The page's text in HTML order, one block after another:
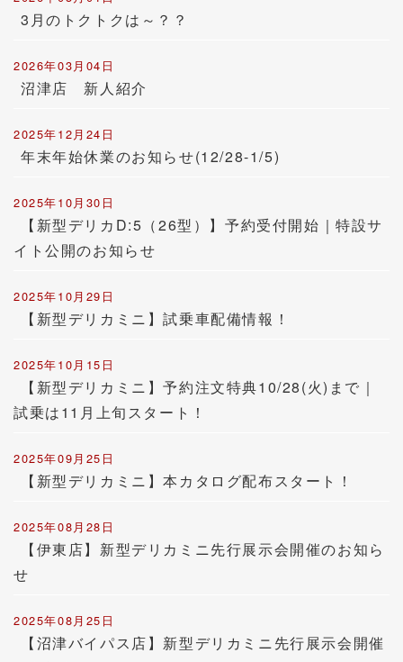
3月のトクトクは～？？
2026年03月04日
沼津店 新人紹介
2025年12月24日
年末年始休業のお知らせ(12/28-1/5)
2025年10月30日
【新型デリカD:5（26型）】予約受付開始｜特設サ
イト公開のお知らせ
2025年10月29日
【新型デリカミニ】試乗車配備情報！
2025年10月15日
【新型デリカミニ】予約注文特典10/28(火)まで｜
試乗は11月上旬スタート！
2025年09月25日
【新型デリカミニ】本カタログ配布スタート！
2025年08月28日
【伊東店】新型デリカミニ先行展示会開催のお知ら
せ
2025年08月25日
【沼津バイパス店】新型デリカミニ先行展示会開催